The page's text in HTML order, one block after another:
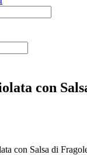
con
con Salsa di